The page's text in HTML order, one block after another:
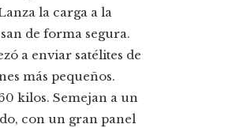
la carga a la
de forma segura.
a enviar satélites de
más pequeños.
kilos. Semejan a un
con un gran panel